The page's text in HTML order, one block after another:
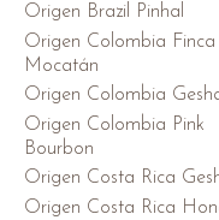
Origen Brazil Pinhal
Origen Colombia Finca
Mocatán
Origen Colombia
Origen Colombia Pink
Bourbon
Origen Costa Rica
Origen Costa Rica